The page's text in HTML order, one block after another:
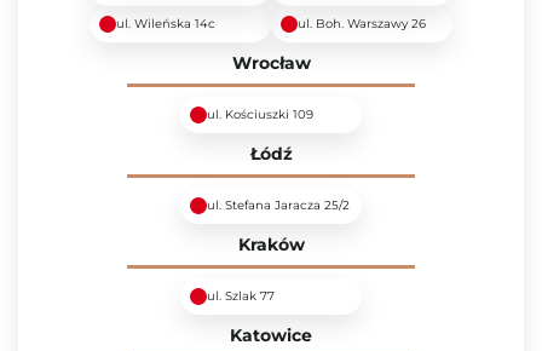
ul. Wileńska 14c ul. Boh. Warszawy 26
Wrocław
ul. Kościuszki 109
Łódź
ul. Stefana Jaracza 25/2
Kraków
ul. Szlak 77
Katowice